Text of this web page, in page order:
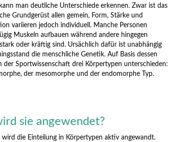
man deutliche Unterschiede erkennen. Zwar ist das
Grundgerüst allen gemein, Form, Stärke und
variieren jedoch individuell. Manche Personen
Muskeln aufbauen während andere hingegen
oder kräftig sind. Ursächlich dafür ist unabhängig
die menschliche Genetik. Auf Basis dessen
der Sportwissenschaft drei Körpertypen unterschieden:
der mesomorphe und der endomorphe Typ.
sie angewendet?
wird die Einteilung in Körpertypen aktiv angewandt.